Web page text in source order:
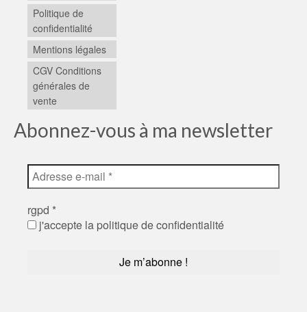
Politique de
confidentialité
Mentions légales
CGV Conditions
générales de
vente
Abonnez-vous à ma newsletter
rgpd *
j'accepte la politique de confidentialité